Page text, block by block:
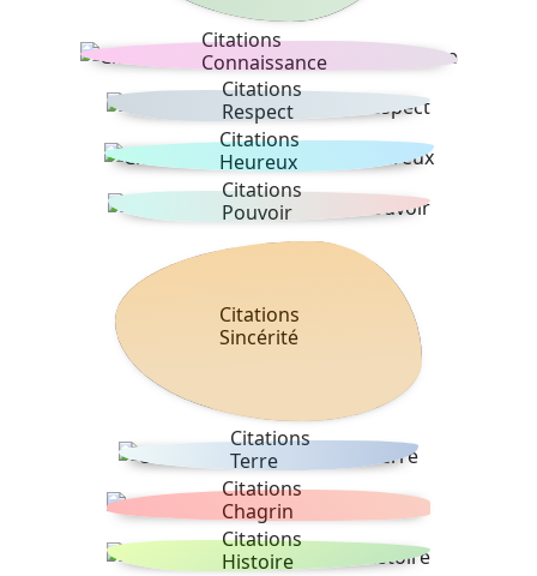
Citations
Connaissance
Citations
Respect
Citations
Heureux
Citations
Pouvoir
Citations
Sincérité
Citations
Terre
Citations
Chagrin
Citations
Histoire